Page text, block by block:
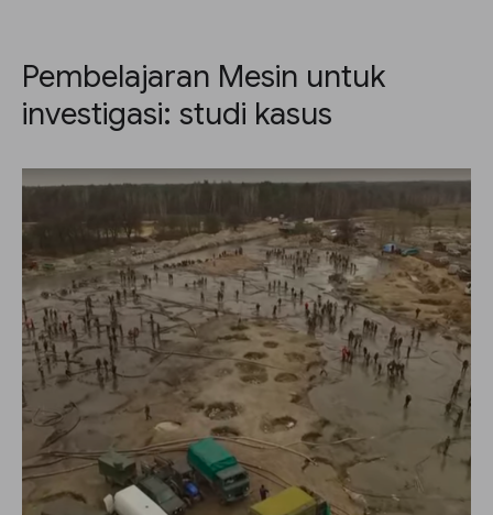
Pembelajaran Mesin untuk
investigasi: studi kasus